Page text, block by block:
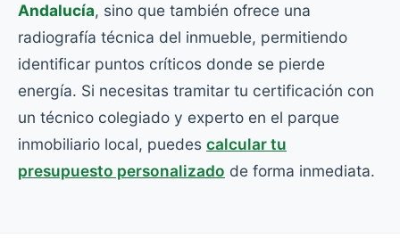
Andalucía, sino que también ofrece una
radiografía técnica del inmueble, permitiendo
identificar puntos críticos donde se pierde
energía. Si necesitas tramitar tu certificación con
un técnico colegiado y experto en el parque
inmobiliario local, puedes calcular tu
presupuesto personalizado de forma inmediata.